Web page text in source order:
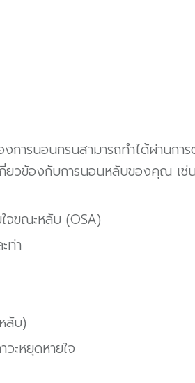
งการนอนกรนสามารถทำได้ผ่านก
ยวข้องกับการนอนหลับของคุณ เช่น
จขณะหลับ (OSA)
ท่า
ลับ)
ะหยุดหายใจ